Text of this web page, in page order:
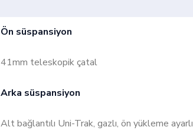
Ön süspansiyon
41mm teleskopik çatal
Arka süspansiyon
Alt bağlantılı Uni-Trak, gazlı, ön yükleme ayarlı